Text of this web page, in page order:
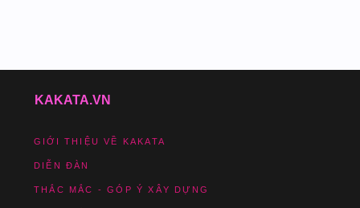
KAKATA.VN
GIỚI THIỆU VỀ KAKATA
DIỄN ĐÀN
THẮC MẮC - GÓP Ý XÂY DỰNG